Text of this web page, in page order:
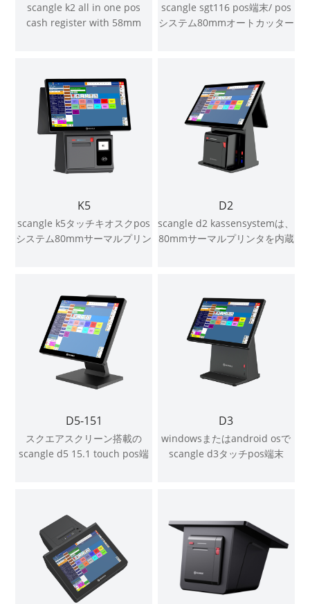
scangle k2 all in one pos
cash register with 58mm
scangle sgt116 pos端末/ pos
システム80mmオートカッター
ます
K5
scangle k5タッチキオスクpos
システム80mmサーマルプリン
D2
scangle d2 kassensystemは、
80mmサーマルプリンタを内蔵
D5-151
スクエアスクリーン搭載の
scangle d5 15.1 touch pos端
D3
windowsまたはandroid osで
scangle d3タッチpos端末